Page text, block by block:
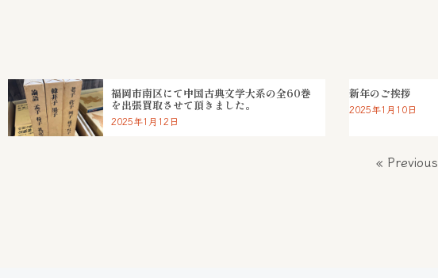
福岡市南区にて中国古典文学大系の全60巻
を出張買取させて頂きました。
2025年1月12日
新年のご挨拶
2025年1月10日
« Previous